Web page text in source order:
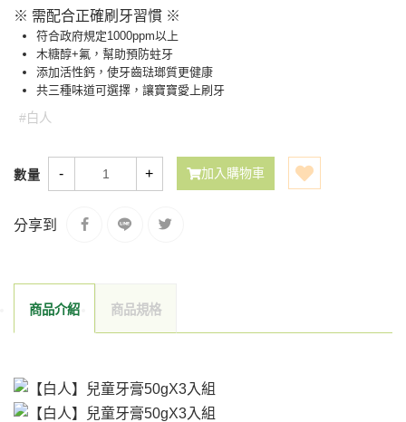
※ 需配合正確刷牙習慣 ※
符合政府規定1000ppm以上
木糖醇+氟，幫助預防蛀牙
添加活性鈣，使牙齒琺瑯質更健康
共三種味道可選擇，讓寶寶愛上刷牙
#白人
數量 - + 加入購物車
分享到
商品介紹 商品規格